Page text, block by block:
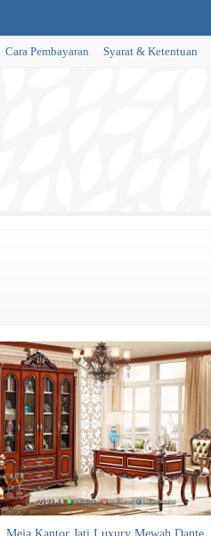
Cara Pembayaran Syarat & Ketentuan